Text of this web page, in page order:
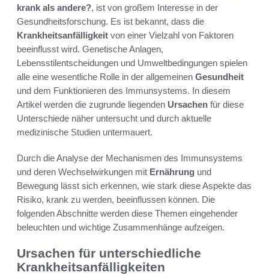
krank als andere?, ist von großem Interesse in der
Gesundheitsforschung. Es ist bekannt, dass die
Krankheitsanfälligkeit von einer Vielzahl von Faktoren
beeinflusst wird. Genetische Anlagen,
Lebensstilentscheidungen und Umweltbedingungen spielen
alle eine wesentliche Rolle in der allgemeinen Gesundheit
und dem Funktionieren des Immunsystems. In diesem
Artikel werden die zugrunde liegenden Ursachen für diese
Unterschiede näher untersucht und durch aktuelle
medizinische Studien untermauert.
Durch die Analyse der Mechanismen des Immunsystems
und deren Wechselwirkungen mit Ernährung und
Bewegung lässt sich erkennen, wie stark diese Aspekte das
Risiko, krank zu werden, beeinflussen können. Die
folgenden Abschnitte werden diese Themen eingehender
beleuchten und wichtige Zusammenhänge aufzeigen.
Ursachen für unterschiedliche
Krankheitsanfälligkeiten